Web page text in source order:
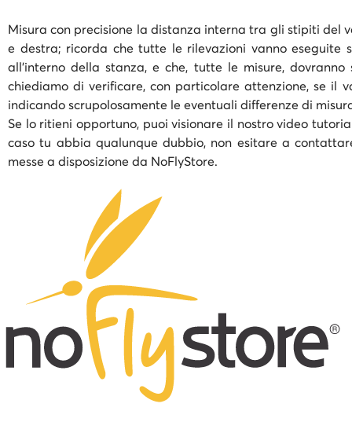
Misura con precisione la distanza interna tra gli stipiti del
e destra; ricorda che tutte le rilevazioni vanno eseguite
all’interno della stanza, e che, tutte le misure,
chiediamo di verificare, con particolare attenzione, se il
indicando scrupolosamente le eventuali differenze di
Se lo ritieni opportuno, puoi visionare il nostro video
caso tu abbia qualunque dubbio, non esitare a
messe a disposizione da NoFlyStore.